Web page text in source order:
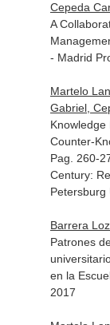
Cepeda
A
- Madrid
Martelo
Gabriel,
Counter-
Pag. 260-
Century:
Petersburg
Barrera
Patrones
en la
2017